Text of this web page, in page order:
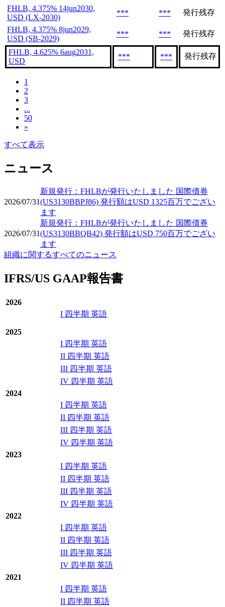
FHLB, 4.375% 14jun2030,
USD (LX-2030)
*** ***
発行残存
FHLB, 4.375% 8jun2029,
USD (SB-2029)
*** *** 発行残存
FHLB, 4.625% 6aug2031,
USD
*** *** 発行残存
1
2
3
...
50
»
すべて表示
ニュース
2026/07/31
新規発行：FHLBが発行いたしました 国際債券
(US3130BBPJ86) 発行額はUSD 1325百万でござい
ます
2026/07/31
新規発行：FHLBが発行いたしました 国際債券
(US3130BBQB42) 発行額はUSD 750百万でござい
ます
組織に関するすべてのニュース
IFRS/US GAAP報告書
2026
I 四半期 英語
2025
I 四半期 英語
II 四半期 英語
III 四半期 英語
IV 四半期 英語
2024
I 四半期 英語
II 四半期 英語
III 四半期 英語
IV 四半期 英語
2023
I 四半期 英語
II 四半期 英語
III 四半期 英語
IV 四半期 英語
2022
I 四半期 英語
II 四半期 英語
III 四半期 英語
IV 四半期 英語
2021
I 四半期 英語
II 四半期 英語